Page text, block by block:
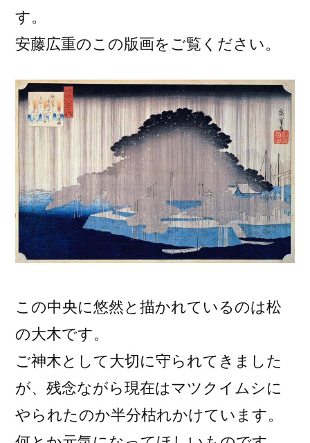
す。
安藤広重のこの版画をご覧ください。
この中央に悠然と描かれているのは松
の大木です。
ご神木として大切に守られてきました
が、残念ながら現在はマツクイムシに
やられたのか半分枯れかけています。